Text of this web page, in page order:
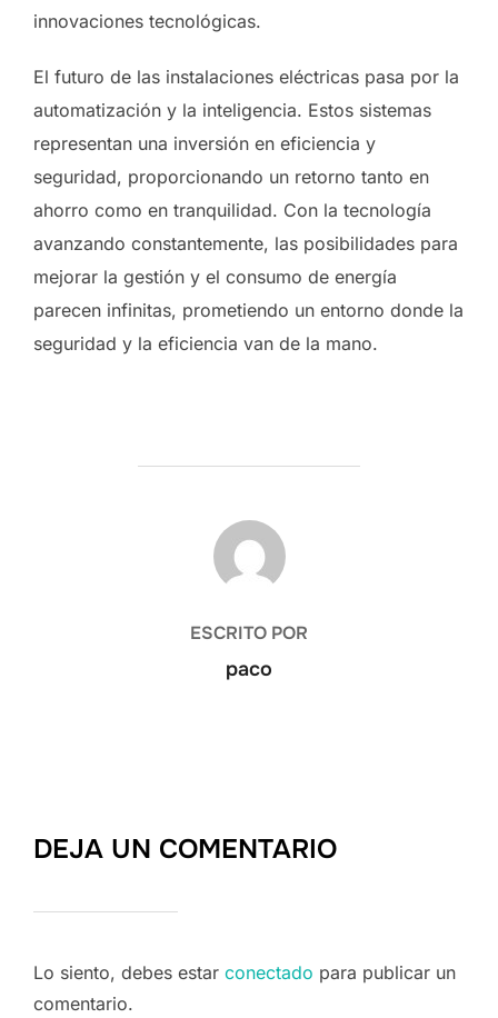
innovaciones tecnológicas.
El futuro de las instalaciones eléctricas pasa por la
automatización y la inteligencia. Estos sistemas
representan una inversión en eficiencia y
seguridad, proporcionando un retorno tanto en
ahorro como en tranquilidad. Con la tecnología
avanzando constantemente, las posibilidades para
mejorar la gestión y el consumo de energía
parecen infinitas, prometiendo un entorno donde la
seguridad y la eficiencia van de la mano.
AUTOR DE LA ENTRADA
ESCRITO POR
paco
DEJA UN COMENTARIO
Lo siento, debes estar conectado para publicar un
comentario.